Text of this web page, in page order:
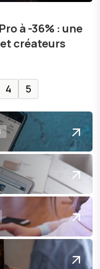
à -36% : une
créateurs
4 5